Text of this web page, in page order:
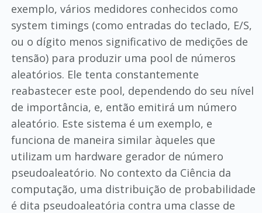
exemplo, vários medidores conhecidos como
system timings (como entradas do teclado, E/S,
ou o dígito menos significativo de medições de
tensão) para produzir uma pool de números
aleatórios. Ele tenta constantemente
reabastecer este pool, dependendo do seu nível
de importância, e, então emitirá um número
aleatório. Este sistema é um exemplo, e
funciona de maneira similar àqueles que
utilizam um hardware gerador de número
pseudoaleatório. No contexto da Ciência da
computação, uma distribuição de probabilidade
é dita pseudoaleatória contra uma classe de